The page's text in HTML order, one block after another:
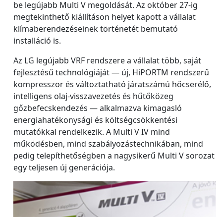
be legújabb Multi V megoldását. Az október 27-ig
megtekinthető kiállításon helyet kapott a vállalat
klímaberendezéseinek történetét bemutató
installáció is.
Az LG legújabb VRF rendszere a vállalat több, saját
fejlesztésű technológiáját — új, HiPORTM rendszerű
kompresszor és változtatható járatszámú hőcserélő,
intelligens olaj-visszavezetés és hűtőközeg
gőzbefecskendezés — alkalmazva kimagasló
energiahatékonysági és költségcsökkentési
mutatókkal rendelkezik. A Multi V IV mind
működésben, mind szabályozástechnikában, mind
pedig telepíthetőségben a nagysikerű Multi V sorozat
egy teljesen új generációja.